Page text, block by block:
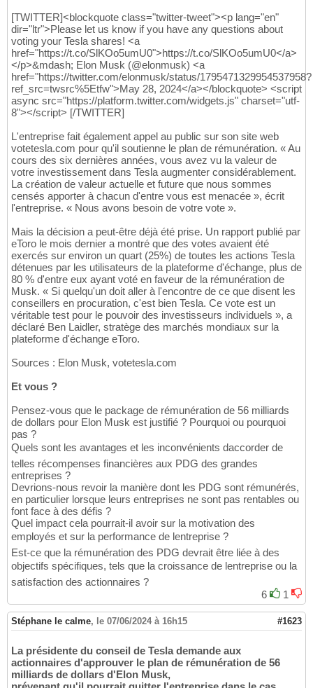
[TWITTER]<blockquote class="twitter-tweet"><p lang="en"
dir="ltr">Please let us know if you have any questions about
voting your Tesla shares! <a
href="https://t.co/SlKOo5umU0">https://t.co/SlKOo5umU0</a>
</p>&mdash; Elon Musk (@elonmusk) <a
href="https://twitter.com/elonmusk/status/1795471329954537958?
ref_src=twsrc%5Etfw">May 28, 2024</a></blockquote> <script
async src="https://platform.twitter.com/widgets.js" charset="utf-
8"></script> [/TWITTER]
L'entreprise fait également appel au public sur son site web
votetesla.com pour qu'il soutienne le plan de rémunération. « Au
cours des six dernières années, vous avez vu la valeur de
votre investissement dans Tesla augmenter considérablement.
La création de valeur actuelle et future que nous sommes
censés apporter à chacun d'entre vous est menacée », écrit
l'entreprise. « Nous avons besoin de votre vote ».
Mais la décision a peut-être déjà été prise. Un rapport publié par
eToro le mois dernier a montré que des votes avaient été
exercés sur environ un quart (25%) de toutes les actions Tesla
détenues par les utilisateurs de la plateforme d'échange, plus de
80 % d'entre eux ayant voté en faveur de la rémunération de
Musk. « Si quelqu'un doit aller à l'encontre de ce que disent les
conseillers en procuration, c'est bien Tesla. Ce vote est un
véritable test pour le pouvoir des investisseurs individuels », a
déclaré Ben Laidler, stratège des marchés mondiaux sur la
plateforme d'échange eToro.
Sources : Elon Musk, votetesla.com
Et vous ?
Pensez-vous que le package de rémunération de 56 milliards
de dollars pour Elon Musk est justifié ? Pourquoi ou pourquoi
pas ?
Quels sont les avantages et les inconvénients daccorder de
telles récompenses financières aux PDG des grandes
entreprises ?
Devrions-nous revoir la manière dont les PDG sont rémunérés,
en particulier lorsque leurs entreprises ne sont pas rentables ou
font face à des défis ?
Quel impact cela pourrait-il avoir sur la motivation des
employés et sur la performance de lentreprise ?
Est-ce que la rémunération des PDG devrait être liée à des
objectifs spécifiques, tels que la croissance de lentreprise ou la
satisfaction des actionnaires ?
6
1
Stéphane le calme, le 07/06/2024 à 16h15 #1623
La présidente du conseil de Tesla demande aux
actionnaires d'approuver le plan de rémunération de 56
milliards de dollars d'Elon Musk,